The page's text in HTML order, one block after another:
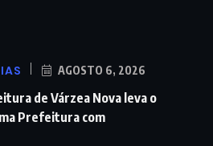
AGOSTO 6, 2026
de Várzea Nova leva o
Prefeitura com